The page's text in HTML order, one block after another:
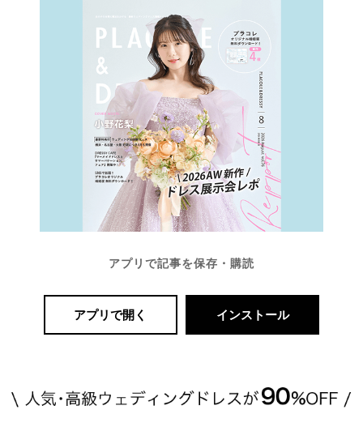
アプリで記事を保存・購読
アプリで開く インストール